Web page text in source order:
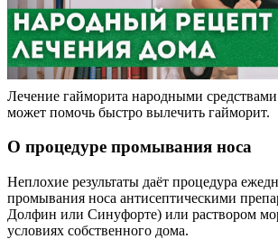
Лечение гайморита народными
может помочь быстро вылечить гайморит.
О процедуре промывания носа
Неплохие результаты даёт процедура
промывания носа антисептическими
Долфин или Синуфорте) или раствором
условиях собственного дома.